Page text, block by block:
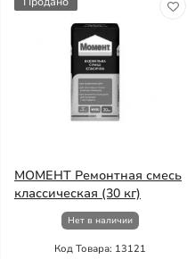
МОМЕНТ Ремонтная смесь
классическая (30 кг)
Нет в наличии
Код Товара: 13121